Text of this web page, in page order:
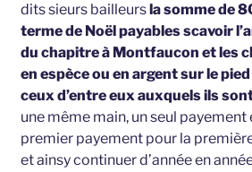
dits sieurs bailleursla somme de
terme de Noël payables scavoir
du chapitre à Montfaucon et les
en espèce ou en argent sur le
ceux d’entre eux auxquels ils
une même main, un seul
premier payement pour la
et ainsy continuer d’année en